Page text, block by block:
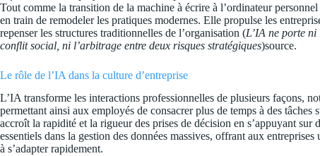
Tout comme la transition de la machine à écrire à l’ordinateur
en train de remodeler les pratiques modernes. Elle propulse les
repenser les structures traditionnelles de l’organisation (L’IA ne porte
conflit social, ni l’arbitrage entre deux risques stratégiques)source.
Le rôle de l’IA dans la culture d’entreprise
L’IA transforme les interactions professionnelles de plusieurs façons,
permettant ainsi aux employés de consacrer plus de temps à des
accroît la rapidité et la rigueur des prises de décision en s’appuyant
essentiels dans la gestion des données massives, offrant aux
à s’adapter rapidement.